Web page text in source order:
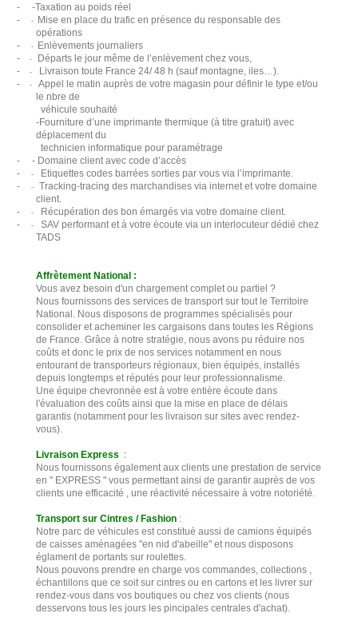
- -Taxation au poids réel
- - Mise en place du trafic en présence du responsable des
opérations
- - Enlèvements journaliers
- -
Départs le jour même de l’enlèvement chez vous,
- -
Livraison toute France 24/ 48 h (sauf montagne, iles…).
- -
Appel le matin auprès de votre magasin pour définir le type et/ou
le nbre de
véhicule souhaité
-Fourniture d’une imprimante thermique (à titre gratuit) avec
déplacement du
technicien informatique pour paramétrage
-
- Domaine client avec code d’accès
- -
Etiquettes codes barrées sorties par vous via l’imprimante.
- -
Tracking-tracing des marchandises via internet et votre domaine
client.
- -
Récupération des bon émargés via votre domaine client.
- -
SAV performant et à votre écoute via un interlocuteur dédié chez
TADS
Affrètement National :
Vous avez besoin d'un chargement complet ou partiel ?
Nous fournissons des services de transport sur tout le Territoire
National. Nous disposons de programmes spécialisés pour
consolider et acheminer les cargaisons dans toutes les Régions
de France. Grâce à notre stratégie, nous avons pu réduire nos
coûts et donc le prix de nos services notamment en nous
entourant de transporteurs régionaux, bien équipés, installés
depuis longtemps et réputés pour leur professionnalisme.
Une équipe chevronnée est à votre entière écoute dans
l'évaluation des coûts ainsi que la mise en place de délais
garantis (notamment pour les livraison sur sites avec rendez-
vous).
Livraison Express :
Nous fournissons également aux clients une prestation de service
en " EXPRESS " vous permettant ainsi de garantir auprès de vos
clients une efficacité , une réactivité nécessaire à votre notoriété.
Transport sur Cintres / Fashion :
Notre parc de véhicules est constitué aussi de camions équipés
de caisses aménagées "en nid d'abeille" et nous disposons
églament de portants sur roulettes.
Nous pouvons prendre en charge vos commandes, collections ,
échantillons que ce soit sur cintres ou en cartons et les livrer sur
rendez-vous dans vos boutiques ou chez vos clients (nous
desservons tous les jours les pincipales centrales d'achat).